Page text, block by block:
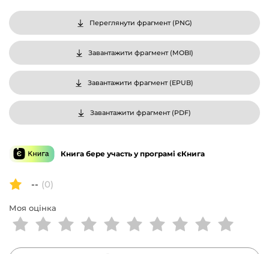
років бореться з новими викликами в сфері
епідеміології. Це його телефон розривається від
запитів щоразу, як тільки виникає нова недуга. І він
невтомно, з ретельністю слідчого, який ніби
викриває місця злочину мікробів, шукає відповіді,
здатні врятувати увесь світ.
У цій книзі, написаній за допомогою автора Марка
Олшейкера, Остергольм розповість і вам, як
гарячки Ебола та інших. А в передмові 2020 року
зазначить, чому COVID-19 навряд чи вдасться
новина – більш масштабні пандемії чекають попереду.
Поки що.
Переглянути фрагмент (PNG)
Завантажити фрагмент (MOBI)
Завантажити фрагмент (EPUB)
Завантажити фрагмент (PDF)
Книга бере участь у програмі єКнига
-- (0)
Моя оцінка